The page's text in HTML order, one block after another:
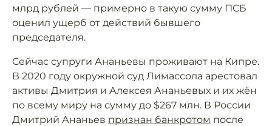
млрд рублей — примерно в такую сумму ПСБ
оценил ущерб от действий бывшего
председателя.
Сейчас супруги Ананьевы проживают на Кипре.
В 2020 году окружной суд Лимассола арестовал
активы Дмитрия и Алексея Ананьевых и их жён
по всему миру на сумму до $267 млн. В России
Дмитрий Ананьев признан банкротом после